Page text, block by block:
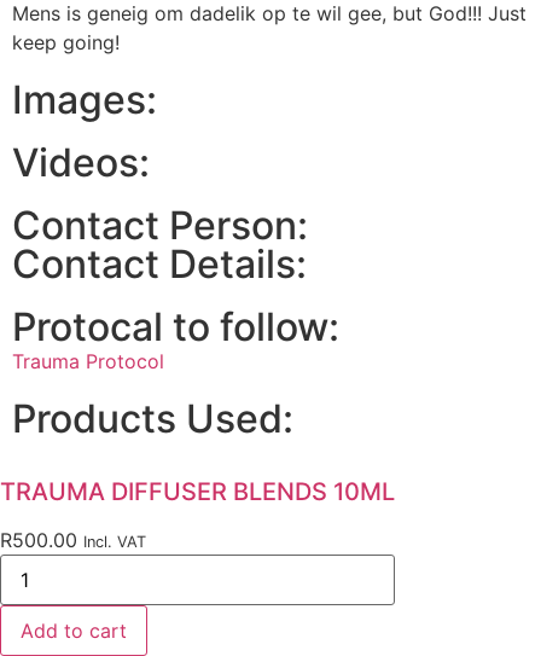
Mens is geneig om dadelik op te wil gee, but God!!! Just
keep going!
Images:
Videos:
Contact Person:
Contact Details:
Protocal to follow:
Trauma Protocol
Products Used:
TRAUMA DIFFUSER BLENDS 10ML
R500.00 Incl. VAT
Add to cart